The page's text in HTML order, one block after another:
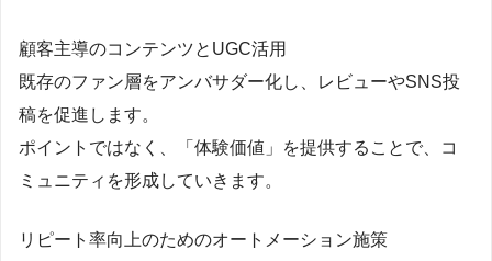
顧客主導のコンテンツとUGC活用
既存のファン層をアンバサダー化し、レビューやSNS投
稿を促進します。
ポイントではなく、「体験価値」を提供することで、コ
ミュニティを形成していきます。
リピート率向上のためのオートメーション施策